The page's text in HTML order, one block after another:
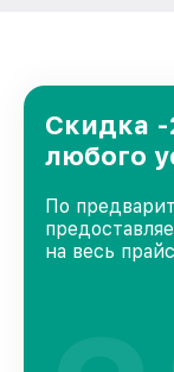
Скидка -
любого
По
на весь